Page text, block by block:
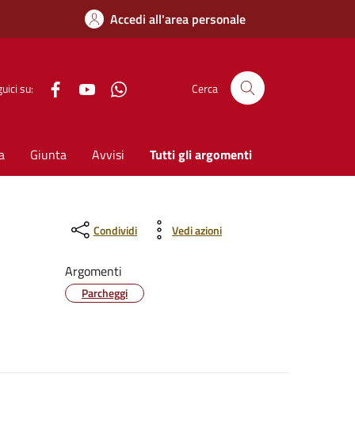
Accedi all'area personale
su: FacebookYouTube Cerca
Giunta Avvisi Tutti gli argomenti
Condividi Vedi azioni
Argomenti
Parcheggi